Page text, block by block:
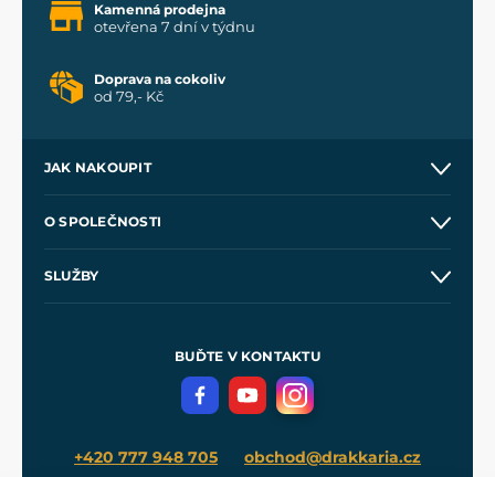
Kamenná prodejna
otevřena 7 dní v týdnu
Doprava na cokoliv
od 79,- Kč
JAK NAKOUPIT
Velkoobchod
O SPOLEČNOSTI
SLUŽBY
Meče pro Kingdom Come
BUĎTE V KONTAKTU
+420 777 948 705 obchod@drakkaria.cz